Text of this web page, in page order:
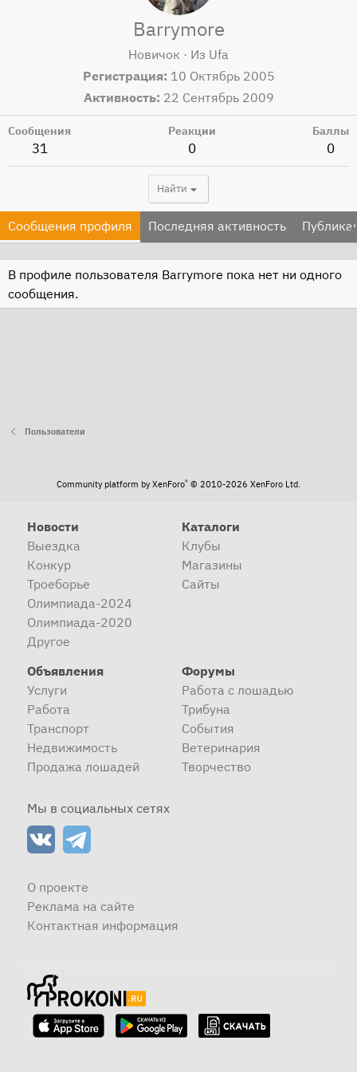
Barrymore
Новичок · Из Ufa
Регистрация 10 Октябрь 2005
Активность 22 Сентябрь 2009
Сообщения
31
Реакции
0
Баллы
0
Найти
Сообщения профиля Последняя активность
В профиле пользователя Barrymore пока нет ни одного
сообщения.
Пользователи
Community platform by XenForo® © 2010-2026 XenForo Ltd.
Новости
Выездка
Конкур
Троеборье
Олимпиада-2024
Олимпиада-2020
Другое
Каталоги
Клубы
Магазины
Сайты
Объявления
Услуги
Работа
Транспорт
Недвижимость
Продажа лошадей
Форумы
Работа с лошадью
Трибуна
События
Ветеринария
Творчество
Мы в социальных сетях
О проекте
Реклама на сайте
Контактная информация